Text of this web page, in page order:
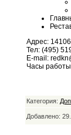
Адрес:
Тел: (495)
E-mail:
Часы
Категория:
Добавлено: